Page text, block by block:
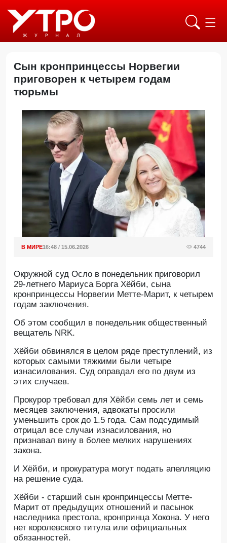
Сын кронпринцессы Норвегии
приговорен к четырем годам
тюрьмы
В МИРЕ16:48 / 15.06.2026 4744
Окружной суд Осло в понедельник приговорил
29-летнего Мариуса Борга Хёйби, сына
кронпринцессы Норвегии Метте-Марит, к четырем
годам заключения.
Oб этом сообщил в понедельник общественный
вещатель NRK.
Хёйби обвинялся в целом ряде преступлений, из
которых самыми тяжкими были четыре
изнасилования. Суд оправдал его по двум из
этих случаев.
Прокурор требовал для Хёйби семь лет и семь
месяцев заключения, адвокаты просили
уменьшить срок до 1.5 года. Сам подсудимый
отрицал все случаи изнасилования, но
признавал вину в более мелких нарушениях
закона.
И Хёйби, и прокуратура могут подать апелляцию
на решение суда.
Хёйби - старший сын кронпринцессы Метте-
Марит от предыдущих отношений и пасынок
наследника престола, кронпринца Хокона. У него
нет королевского титула или официальных
обязанностей.